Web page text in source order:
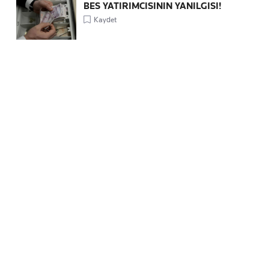
BES YATIRIMCISININ YANILGISI!
Kaydet